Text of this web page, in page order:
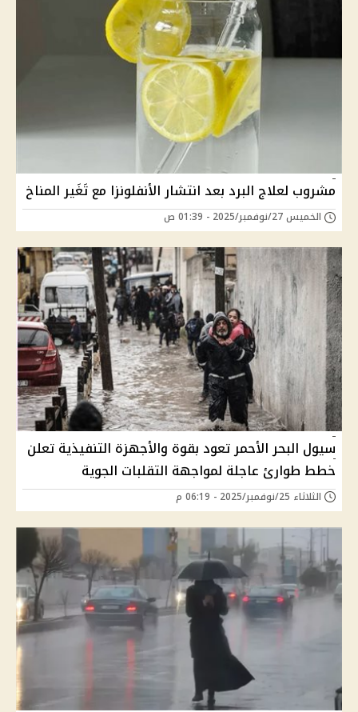
مشروب لعلاج البرد بعد انتشار الأنفلونزا مع تَغَير المناخ
الخميس 27/نوفمبر/2025 - 01:39 ص
سيول البحر الأحمر تعود بقوة والأجهزة التنفيذية تعلن
خطط طوارئ عاجلة لمواجهة التقلبات الجوية
الثلاثاء 25/نوفمبر/2025 - 06:19 م